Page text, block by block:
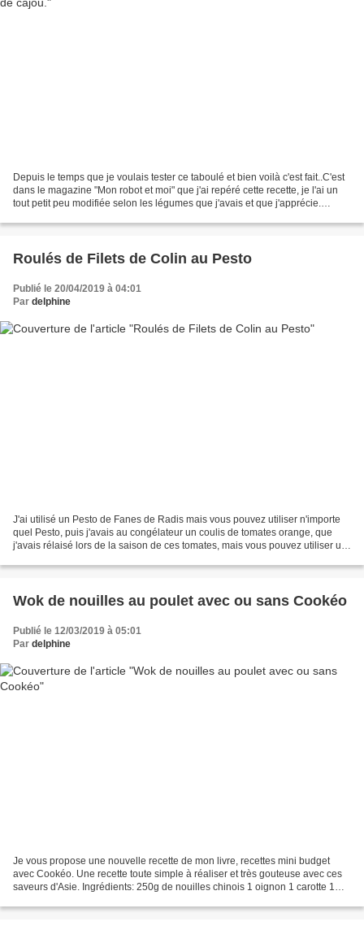
Depuis le temps que je voulais tester ce taboulé et bien voilà c'est fait..C'est
dans le magazine "Mon robot et moi" que j'ai repéré cette recette, je l'ai un
tout petit peu modifiée selon les légumes que j'avais et que j'apprécie.
Roulés de Filets de Colin au Pesto
Publié le 20/04/2019 à 04:01
Par delphine
J'ai utilisé un Pesto de Fanes de Radis mais vous pouvez utiliser n'importe
quel Pesto, puis j'avais au congélateur un coulis de tomates orange, que
j'avais rélaisé lors de la saison de ces tomates, mais vous pouvez utiliser un
Wok de nouilles au poulet avec ou sans Cookéo
Publié le 12/03/2019 à 05:01
Par delphine
Je vous propose une nouvelle recette de mon livre, recettes mini budget
avec Cookéo. Une recette toute simple à réaliser et très gouteuse avec ces
saveurs d'Asie. Ingrédients: 250g de nouilles chinois 1 oignon 1 carotte 1